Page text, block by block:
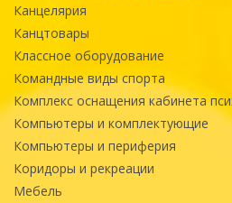
Канцелярия
Канцтовары
Классное оборудование
Командные виды спорта
Комплекс оснащения кабинета
Компьютеры и комплектующие
Компьютеры и периферия
Коридоры и рекреации
Мебель